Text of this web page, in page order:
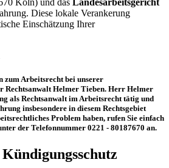
Diese lokale Verankerung
Einschätzung Ihrer
Arbeitsrecht bei unserer
Rechtsanwalt Helmer Tieben. Herr Helmer
als Rechtsanwalt im Arbeitsrecht tätig und
insbesondere in diesem Rechtsgebiet
Problem haben, rufen Sie einfach
der Telefonnummer 0221 - 80187670 an.